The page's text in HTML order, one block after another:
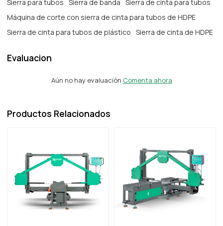
Sierra para tubos Sierra de banda
Sierra de cinta para tubos
Máquina de corte con sierra de cinta para tubos de HDPE
Sierra de cinta para tubos de plástico
Sierra de cinta de HDPE
Evaluacion
Aún no hay evaluación Comenta ahora
Productos Relacionados